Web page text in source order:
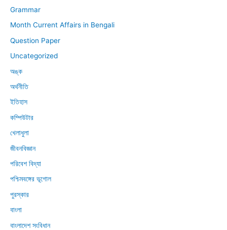
Grammar
Month Current Affairs in Bengali
Question Paper
Uncategorized
অঙ্ক
অর্থনীতি
ইতিহাস
কম্পিউটার
খেলাধুলা
জীবনবিজ্ঞান
পরিবেশ বিদ্যা
পশ্চিমবঙ্গের ভূগোল
পুরস্কার
বাংলা
বাংলাদেশ সংবিধান